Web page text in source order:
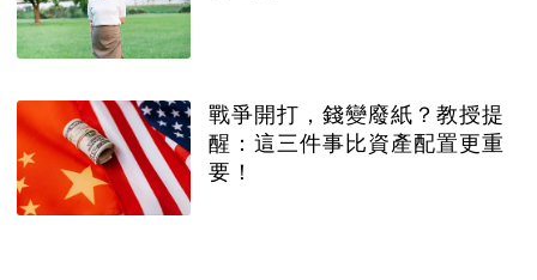
戰爭開打，錢變廢紙？教授提
醒：這三件事比資產配置更重
要！